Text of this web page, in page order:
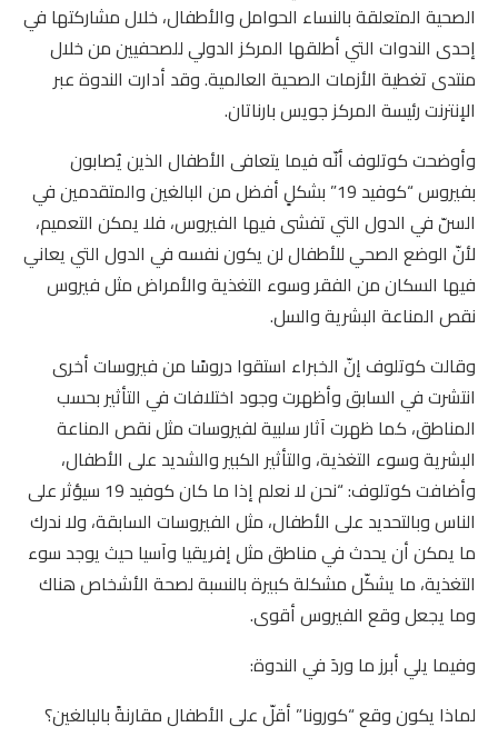
الصحية المتعلقة بالنساء الحوامل والأطفال، خلال مشاركتها في
إحدى الندوات التي أطلقها المركز الدولي للصحفيين من خلال
منتدى تغطية الأزمات الصحية العالمية. وقد أدارت الندوة عبر
الإنترنت رئيسة المركز جويس بارناتان.
وأوضحت كوتلوف أنّه فيما يتعافى الأطفال الذين يُصابون
بفيروس “كوفيد 19” بشكلٍ أفضل من البالغين والمتقدمين في
السنّ في الدول التي تفشى فيها الفيروس، فلا يمكن التعميم،
لأنّ الوضع الصحي للأطفال لن يكون نفسه في الدول التي يعاني
فيها السكان من الفقر وسوء التغذية والأمراض مثل فيروس
نقص المناعة البشرية والسل.
وقالت كوتلوف إنّ الخبراء استقوا دروسًا من فيروسات أخرى
انتشرت في السابق وأظهرت وجود اختلافات في التأثير بحسب
المناطق، كما ظهرت آثار سلبية لفيروسات مثل نقص المناعة
البشرية وسوء التغذية، والتأثير الكبير والشديد على الأطفال،
وأضافت كوتلوف: “نحن لا نعلم إذا ما كان كوفيد 19 سيؤثر على
الناس وبالتحديد على الأطفال، مثل الفيروسات السابقة، ولا ندرك
ما يمكن أن يحدث في مناطق مثل إفريقيا وآسيا حيث يوجد سوء
التغذية، ما يشكّل مشكلة كبيرة بالنسبة لصحة الأشخاص هناك
وما يجعل وقع الفيروس أقوى.
وفيما يلي أبرز ما وردَ في الندوة:
لماذا يكون وقع “كورونا” أقلّ على الأطفال مقارنةً بالبالغين؟